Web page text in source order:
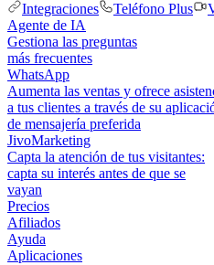
Integraciones
Teléfono Plus
Agente de IA
Gestiona las preguntas
más frecuentes
WhatsApp
Aumenta las ventas y ofrece
a tus clientes a través de su
de mensajería preferida
JivoMarketing
Capta la atención de tus visitantes:
capta su interés antes de que se
vayan
Precios
Afiliados
Ayuda
Aplicaciones